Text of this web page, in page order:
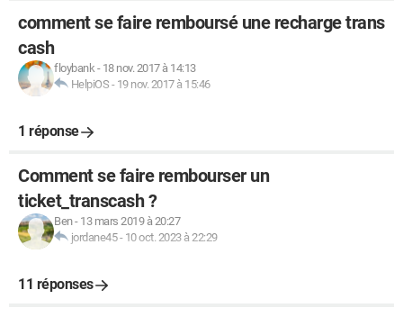
comment se faire remboursé une recharge trans
cash
floybank- 18 nov. 2017 à 14:13
HelpiOS - 19 nov. 2017 à 15:46
1 réponse
Comment se faire rembourser un
ticket_transcash ?
Ben- 13 mars 2019 à 20:27
jordane45- 10 oct. 2023 à 22:29
11 réponses